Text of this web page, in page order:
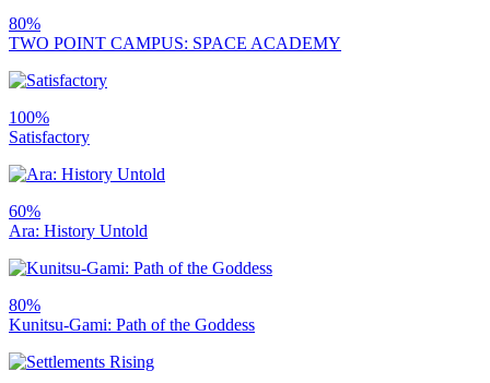
80%
TWO POINT CAMPUS: SPACE ACADEMY
100%
Satisfactory
60%
Ara: History Untold
80%
Kunitsu-Gami: Path of the Goddess